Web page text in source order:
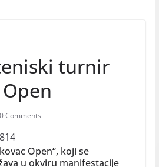
turnir
0 Comments
814
Open“, koji se
u okviru manifestacije